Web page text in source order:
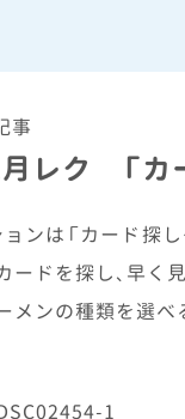
事
レク 「カ
ンは「カード探
ドを探し、早く
メンの種類を選